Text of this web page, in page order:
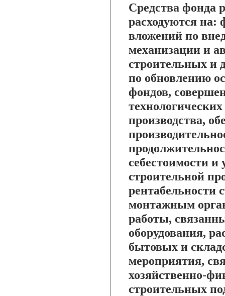
Средства фонда
расходуются на:
вложений по
механизации и
строительных и
по обновлению
фондов,
производства,
себестоимости и
строительной
рентабельности
монтажным
работы,
оборудования,
бытовых и
мероприятия,
хозяйственно-
строительных